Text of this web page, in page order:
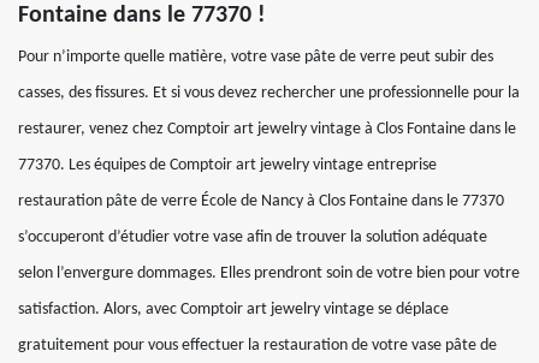
Fontaine dans le 77370 !
Pour n’importe quelle matière, votre vase pâte de verre peut subir des
casses, des fissures. Et si vous devez rechercher une professionnelle pour la
restaurer, venez chez Comptoir art jewelry vintage à Clos Fontaine dans le
77370. Les équipes de Comptoir art jewelry vintage entreprise
restauration pâte de verre École de Nancy à Clos Fontaine dans le 77370
s’occuperont d’étudier votre vase afin de trouver la solution adéquate
selon l’envergure dommages. Elles prendront soin de votre bien pour votre
satisfaction. Alors, avec Comptoir art jewelry vintage se déplace
gratuitement pour vous effectuer la restauration de votre vase pâte de